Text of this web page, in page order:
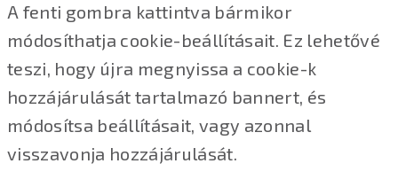
A fenti gombra kattintva bármikor
módosíthatja cookie-beállításait. Ez lehetővé
teszi, hogy újra megnyissa a cookie-k
hozzájárulását tartalmazó bannert, és
módosítsa beállításait, vagy azonnal
visszavonja hozzájárulását.